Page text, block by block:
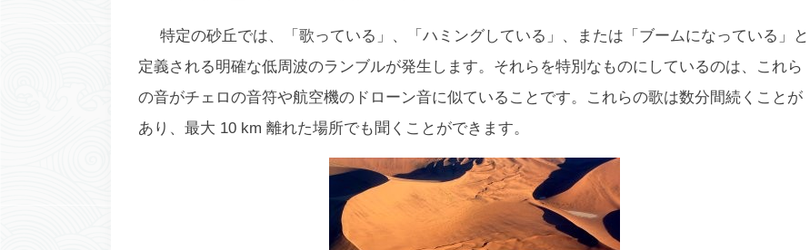
特定の砂丘では、「歌っている」、「ハミングしている」、または「ブームになっている」と
定義される明確な低周波のランブルが発生します。それらを特別なものにしているのは、これら
の音がチェロの音符や航空機のドローン音に似ていることです。これらの歌は数分間続くことが
あり、最大 10 km 離れた場所でも聞くことができます。